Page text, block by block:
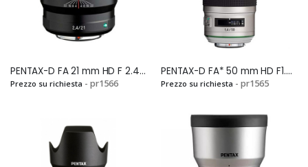
PENTAX-D FA 21 mm HD F 2.4 ED Ltd DC WR BLACKSi
Prezzo su richiesta - pr1566
PENTAX-D FA* 50 mm HD F1.4 SDM AW Silver EditionSi
Prezzo su richiesta - pr1565